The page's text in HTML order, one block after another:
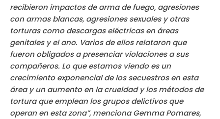
recibieron impactos de arma de fuego, agresiones
con armas blancas, agresiones sexuales y otras
torturas como descargas eléctricas en áreas
genitales y el ano. Varios de ellos relataron que
fueron obligados a presenciar violaciones a sus
compañeros. Lo que estamos viendo es un
crecimiento exponencial de los secuestros en esta
área y un aumento en la crueldad y los métodos de
tortura que emplean los grupos delictivos que
operan en esta zona”, menciona Gemma Pomares,